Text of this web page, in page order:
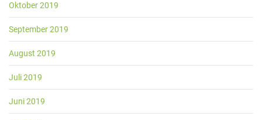
Oktober 2019
September 2019
August 2019
Juli 2019
Juni 2019